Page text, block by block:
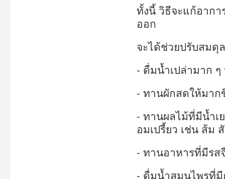
ทั้งนี้ วิธีจะแก้อาก
ออก
จะได้ช่วยปรับสมดุ
- ดื่มน้ำเปล่ามาก
- ทานผักสดให้มา
- ทานผลไม้ที่มีน้ำเ
อมเปรี้ยว เช่น ส้ม
- ทานอาหารที่มีรส
- ดื่มน้ำสมุนไพรที่มี